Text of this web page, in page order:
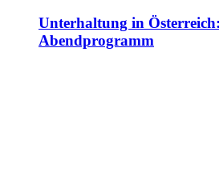
Unterhaltung in
Abendprogramm